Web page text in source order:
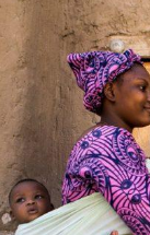
Mitä teemme
Ajankohtaista
Tietoa meistä
På Svenska
Valikon rivi